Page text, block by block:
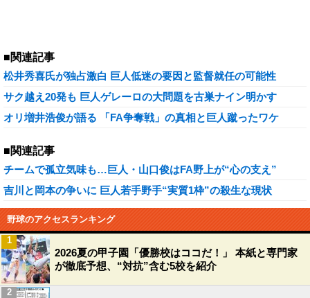
■関連記事
松井秀喜氏が独占激白 巨人低迷の要因と監督就任の可能性
サク越え20発も 巨人ゲレーロの大問題を古巣ナイン明かす
オリ増井浩俊が語る 「FA争奪戦」の真相と巨人蹴ったワケ
■関連記事
チームで孤立気味も…巨人・山口俊はFA野上が“心の支え”
吉川と岡本の争いに 巨人若手野手“実質1枠”の殺生な現状
野球のアクセスランキング
2026夏の甲子園「優勝校はココだ！」 本紙と専門家
が徹底予想、“対抗”含む5校を紹介
1
2